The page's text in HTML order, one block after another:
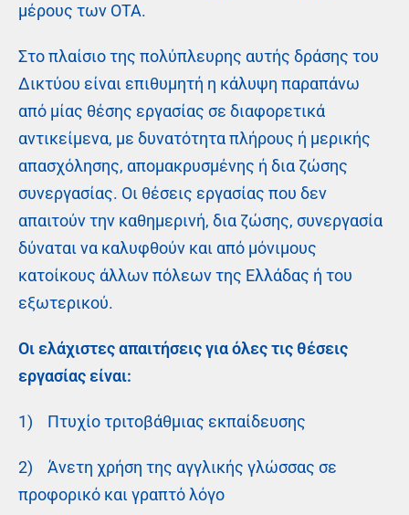
μέρους των ΟΤΑ.
Στο πλαίσιο της πολύπλευρης αυτής δράσης του
Δικτύου είναι επιθυμητή η κάλυψη παραπάνω
από μίας θέσης εργασίας σε διαφορετικά
αντικείμενα, με δυνατότητα πλήρους ή μερικής
απασχόλησης, απομακρυσμένης ή δια ζώσης
συνεργασίας. Οι θέσεις εργασίας που δεν
απαιτούν την καθημερινή, δια ζώσης, συνεργασία
δύναται να καλυφθούν και από μόνιμους
κατοίκους άλλων πόλεων της Ελλάδας ή του
εξωτερικού.
Οι ελάχιστες απαιτήσεις για όλες τις θέσεις
εργασίας είναι:
1) Πτυχίο τριτοβάθμιας εκπαίδευσης
2) Άνετη χρήση της αγγλικής γλώσσας σε
προφορικό και γραπτό λόγο